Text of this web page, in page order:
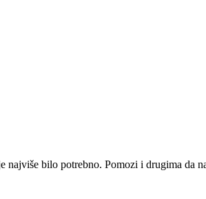
bilo potrebno. Pomozi i drugima da